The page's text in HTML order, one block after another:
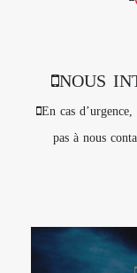
NOUS
En cas
pas à nous